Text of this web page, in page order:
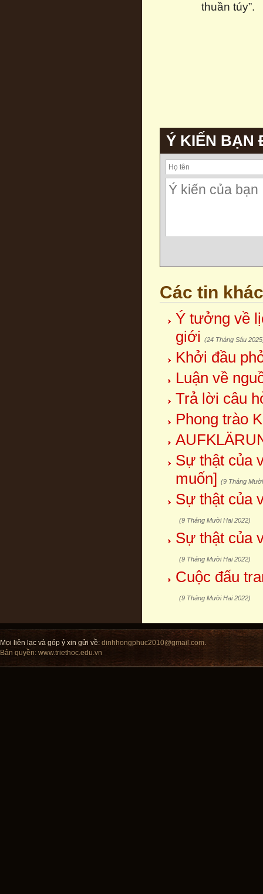
thuần túy”.
Ý KIẾN BẠN
Các tin khác
Ý tưởng về
giới
(24 Tháng Sáu
Khởi đầu
Luận về
Trả lời câu
Phong trào
Sự thật của
muốn] (9 Tháng
Sự thật của
(9 Tháng Mười Hai 2022)
Sự thật của
(9 Tháng Mười Hai 2022)
Cuộc đấu
(9 Tháng Mười Hai 2022)
Mọi liên lạc và góp ý xin gửi về: dinhhongphuc2010@gmail.com.
Bản quyền: www.triethoc.edu.vn